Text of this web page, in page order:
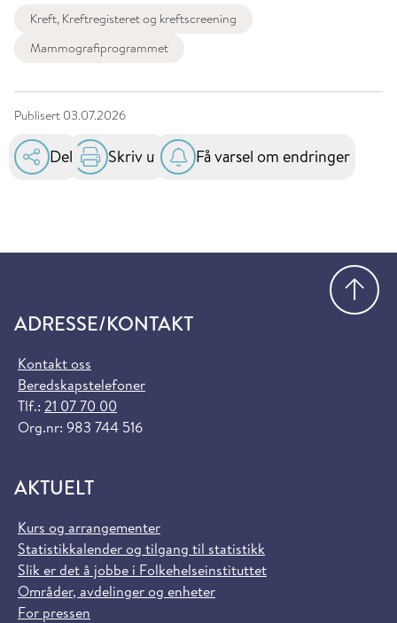
Kreft, Kreftregisteret og kreftscreening
Mammografiprogrammet
Publisert 03.07.2026
Del Skriv ut Få varsel om endringer
ADRESSE/KONTAKT
Kontakt oss
Beredskapstelefoner
Tlf.: 21 07 70 00
Org.nr: 983 744 516
AKTUELT
Kurs og arrangementer
Statistikkalender og tilgang til statistikk
Slik er det å jobbe i Folkehelseinstituttet
Områder, avdelinger og enheter
For pressen